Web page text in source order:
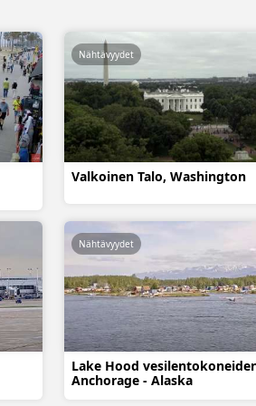
Valkoinen Talo, Washington
Nähtävyydet
Lake Hood
Anchorage - Alaska
Nähtävyydet